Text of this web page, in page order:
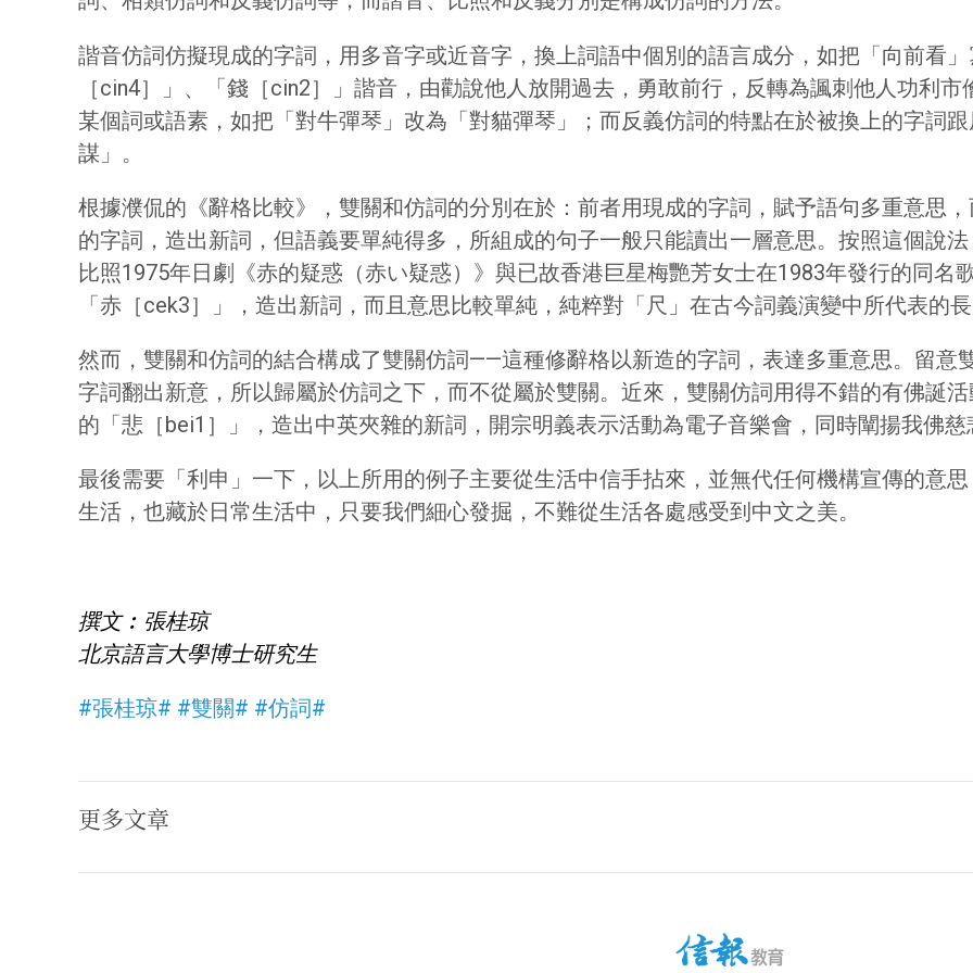
諧音仿詞仿擬現成的字詞，用多音字或近音字，換上詞語中個別的語言成分，如把「向前看
［cin4］」、「錢［cin2］」諧音，由勸說他人放開過去，勇敢前行，反轉為諷刺他人功利
某個詞或語素，如把「對牛彈琴」改為「對貓彈琴」；而反義仿詞的特點在於被換上的字詞
謀」。
根據濮侃的《辭格比較》，雙關和仿詞的分別在於：前者用現成的字詞，賦予語句多重意思
的字詞，造出新詞，但語義要單純得多，所組成的句子一般只能讀出一層意思。按照這個說
比照1975年日劇《赤的疑惑（赤い疑惑）》與已故香港巨星梅艷芳女士在1983年發行的同名
「赤［cek3］」，造出新詞，而且意思比較單純，純粹對「尺」在古今詞義演變中所代表的
然而，雙關和仿詞的結合構成了雙關仿詞——這種修辭格以新造的字詞，表達多重意思。留意
字詞翻出新意，所以歸屬於仿詞之下，而不從屬於雙關。近來，雙關仿詞用得不錯的有佛誕
的「悲［bei1］」，造出中英夾雜的新詞，開宗明義表示活動為電子音樂會，同時闡揚我佛
最後需要「利申」一下，以上所用的例子主要從生活中信手拈來，並無代任何機構宣傳的意
生活，也藏於日常生活中，只要我們細心發掘，不難從生活各處感受到中文之美。
撰文︰張桂琼
北京語言大學博士研究生
#張桂琼# #雙關# #仿詞#
更多文章